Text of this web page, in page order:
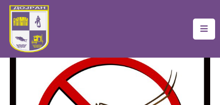
Почетна
Самоуправа
Новости